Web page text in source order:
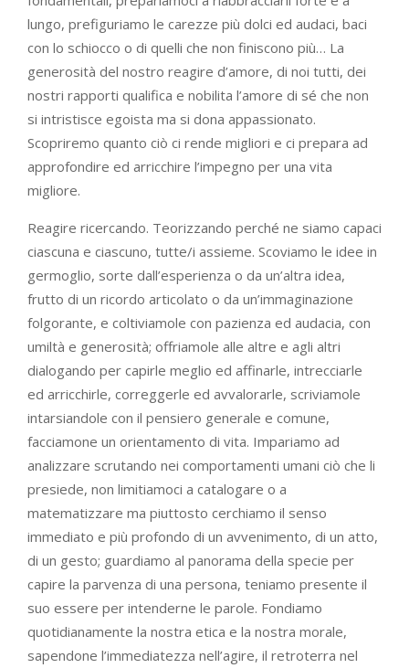
lungo, prefiguriamo le carezze più dolci ed audaci, baci
con lo schiocco o di quelli che non finiscono più… La
generosità del nostro reagire d’amore, di noi tutti, dei
nostri rapporti qualifica e nobilita l’amore di sé che non
si intristisce egoista ma si dona appassionato.
Scopriremo quanto ciò ci rende migliori e ci prepara ad
approfondire ed arricchire l’impegno per una vita
migliore.
Reagire ricercando. Teorizzando perché ne siamo capaci
ciascuna e ciascuno, tutte/i assieme. Scoviamo le idee in
germoglio, sorte dall’esperienza o da un’altra idea,
frutto di un ricordo articolato o da un’immaginazione
folgorante, e coltiviamole con pazienza ed audacia, con
umiltà e generosità; offriamole alle altre e agli altri
dialogando per capirle meglio ed affinarle, intrecciarle
ed arricchirle, correggerle ed avvalorarle, scriviamole
intarsiandole con il pensiero generale e comune,
facciamone un orientamento di vita. Impariamo ad
analizzare scrutando nei comportamenti umani ciò che li
presiede, non limitiamoci a catalogare o a
matematizzare ma piuttosto cerchiamo il senso
immediato e più profondo di un avvenimento, di un atto,
di un gesto; guardiamo al panorama della specie per
capire la parvenza di una persona, teniamo presente il
suo essere per intenderne le parole. Fondiamo
quotidianamente la nostra etica e la nostra morale,
sapendone l’immediatezza nell’agire, il retroterra nel